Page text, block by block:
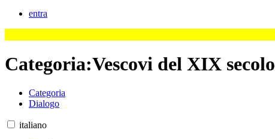
entra
Categoria:Vescovi del XIX secolo
Categoria
Dialogo
italiano